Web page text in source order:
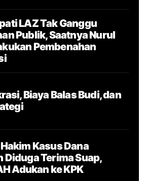
LAZ Tak Ganggu
Publik, Saatnya Nurul
Pembenahan
Biaya Balas Budi, dan
Kasus Dana
Diduga Terima Suap,
Adukan ke KPK